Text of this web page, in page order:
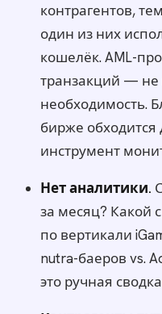
контрагентов,
один из них
кошелёк. AML-
транзакций — не
необходимость.
бирже
инструмент
Нет аналитики.
за месяц? Какой
по вертикали
nutra-баеров vs.
это ручная